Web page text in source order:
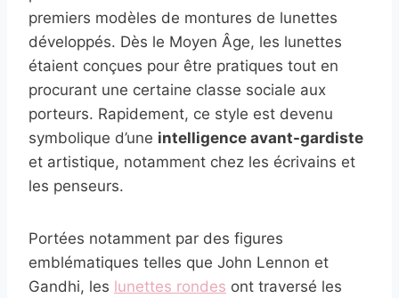
premiers modèles de montures de lunettes
développés. Dès le Moyen Âge, les lunettes
étaient conçues pour être pratiques tout en
procurant une certaine classe sociale aux
porteurs. Rapidement, ce style est devenu
symbolique d’une intelligence avant-gardiste
et artistique, notamment chez les écrivains et
les penseurs.
Portées notamment par des figures
emblématiques telles que John Lennon et
Gandhi, les lunettes rondes ont traversé les